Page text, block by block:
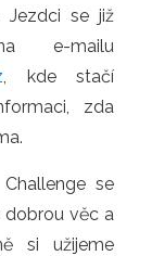
Jezdci se již
e-mailu
, kde stačí
zda
se
dobrou věc a
si užijeme